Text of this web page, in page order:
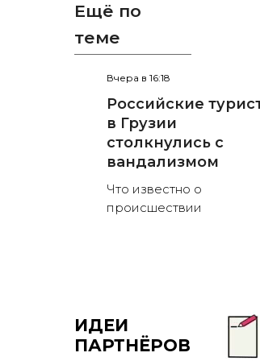
Ещё по
теме
Вчера в 16:18
Российские
в Грузии
столкнулись с
вандализмом
Что известно о
происшествии
ИДЕИ
ПАРТНЁРОВ